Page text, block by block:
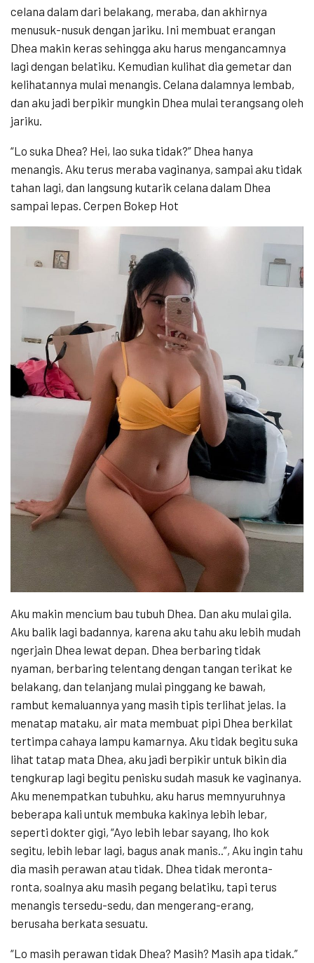
celana dalam dari belakang, meraba, dan akhirnya
menusuk-nusuk dengan jariku. Ini membuat erangan
Dhea makin keras sehingga aku harus mengancamnya
lagi dengan belatiku. Kemudian kulihat dia gemetar dan
kelihatannya mulai menangis. Celana dalamnya lembab,
dan aku jadi berpikir mungkin Dhea mulai terangsang oleh
jariku.
“Lo suka Dhea? Hei, lao suka tidak?” Dhea hanya
menangis. Aku terus meraba vaginanya, sampai aku tidak
tahan lagi, dan langsung kutarik celana dalam Dhea
sampai lepas. Cerpen Bokep Hot
Aku makin mencium bau tubuh Dhea. Dan aku mulai gila.
Aku balik lagi badannya, karena aku tahu aku lebih mudah
ngerjain Dhea lewat depan. Dhea berbaring tidak
nyaman, berbaring telentang dengan tangan terikat ke
belakang, dan telanjang mulai pinggang ke bawah,
rambut kemaluannya yang masih tipis terlihat jelas. Ia
menatap mataku, air mata membuat pipi Dhea berkilat
tertimpa cahaya lampu kamarnya. Aku tidak begitu suka
lihat tatap mata Dhea, aku jadi berpikir untuk bikin dia
tengkurap lagi begitu penisku sudah masuk ke vaginanya.
Aku menempatkan tubuhku, aku harus memnyuruhnya
beberapa kali untuk membuka kakinya lebih lebar,
seperti dokter gigi, “Ayo lebih lebar sayang, lho kok
segitu, lebih lebar lagi, bagus anak manis..”, Aku ingin tahu
dia masih perawan atau tidak. Dhea tidak meronta-
ronta, soalnya aku masih pegang belatiku, tapi terus
menangis tersedu-sedu, dan mengerang-erang,
berusaha berkata sesuatu.
“Lo masih perawan tidak Dhea? Masih? Masih apa tidak.”